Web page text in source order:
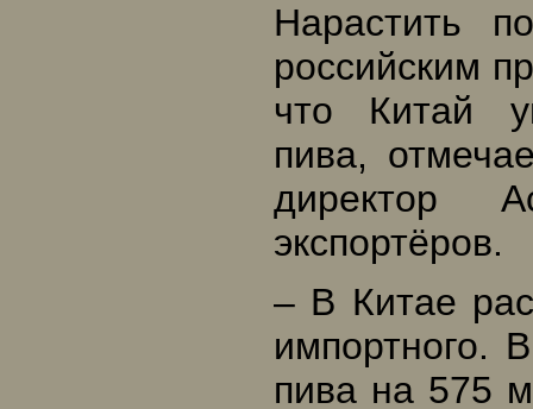
Нарастить
российским
что Китай
пива,
директор
экспортёров.
– В Китае
импортного.
пива на 575